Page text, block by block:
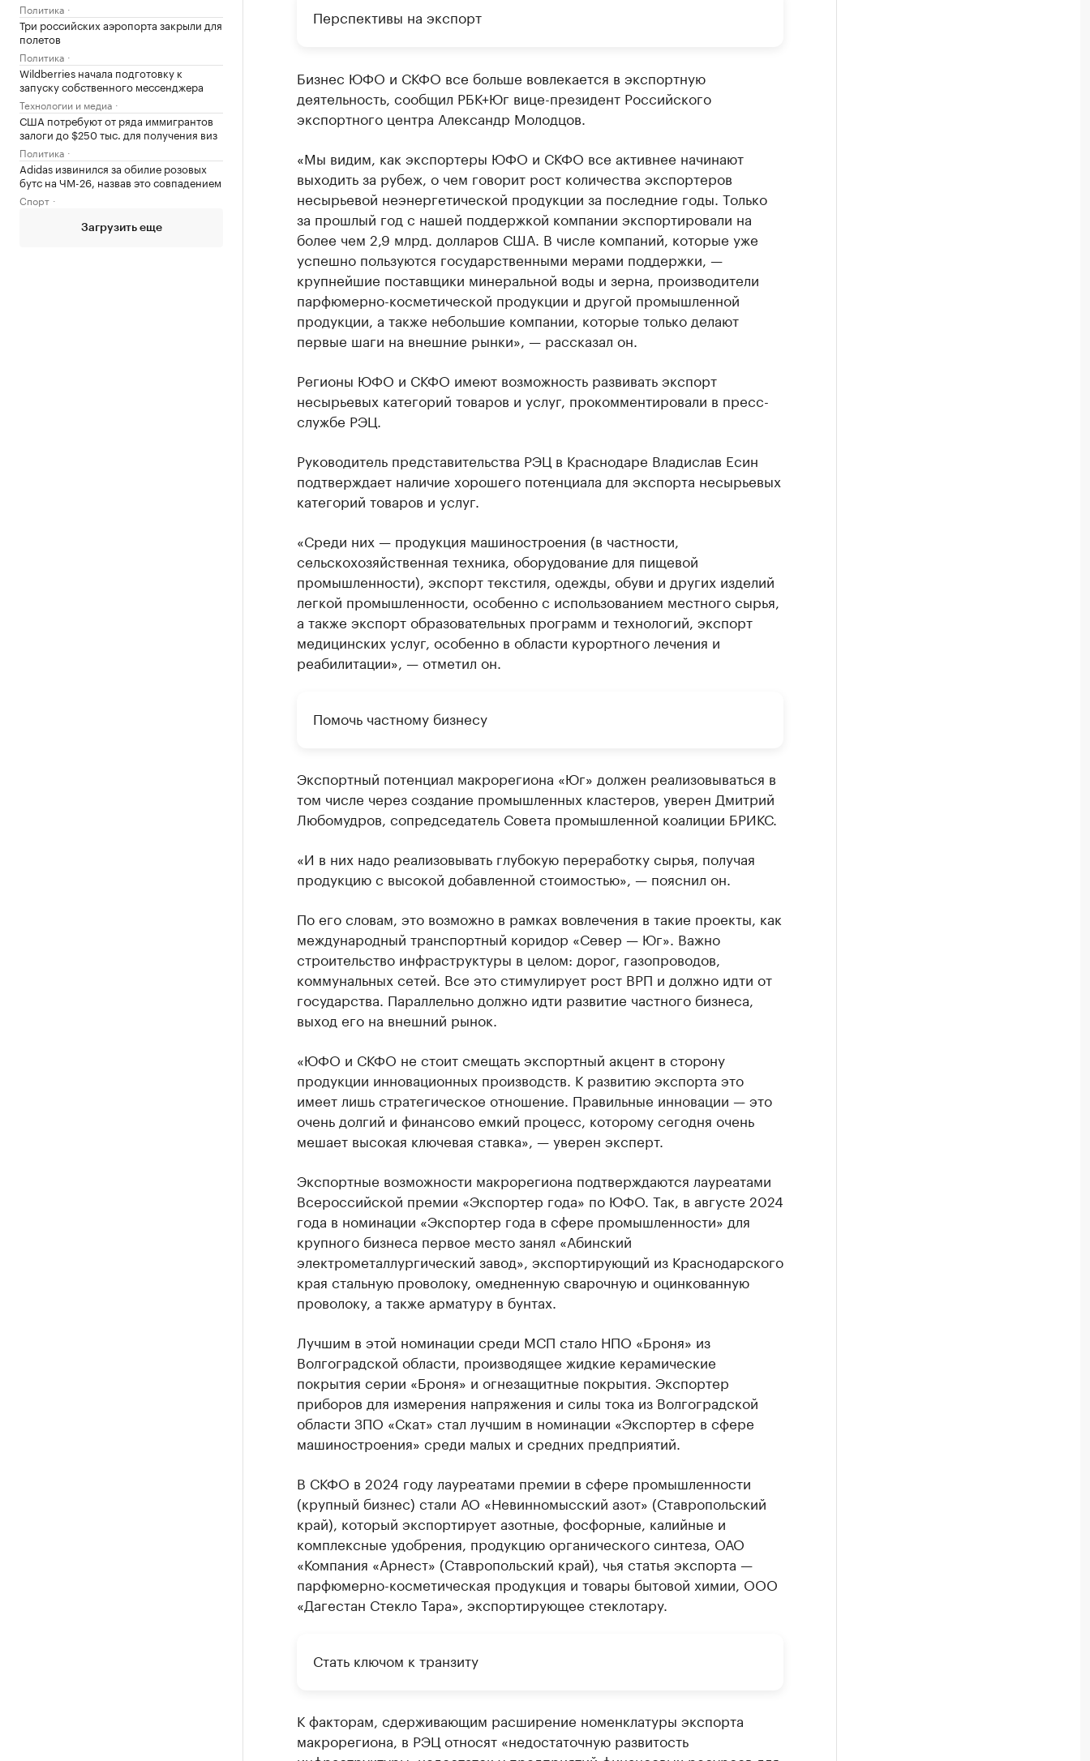
Политика
Три российских аэропорта закрыли для
полетов
Политика
Wildberries начала подготовку к
запуску собственного мессенджера
Технологии и медиа
США потребуют от ряда иммигрантов
залоги до $250 тыс. для получения виз
Политика
Adidas извинился за обилие розовых
бутс на ЧМ-26, назвав это совпадением
Спорт
Загрузить еще
Перспективы на экспорт
Бизнес ЮФО и СКФО все больше вовлекается в экспортную
деятельность, сообщил РБК+Юг вице-президент Российского
экспортного центра Александр Молодцов.
«Мы видим, как экспортеры ЮФО и СКФО все активнее начинают
выходить за рубеж, о чем говорит рост количества экспортеров
несырьевой неэнергетической продукции за последние годы. Только
за прошлый год с нашей поддержкой компании экспортировали на
более чем 2,9 млрд. долларов США. В числе компаний, которые уже
успешно пользуются государственными мерами поддержки, —
крупнейшие поставщики минеральной воды и зерна, производители
парфюмерно-косметической продукции и другой промышленной
продукции, а также небольшие компании, которые только делают
первые шаги на внешние рынки», — рассказал он.
Регионы ЮФО и СКФО имеют возможность развивать экспорт
несырьевых категорий товаров и услуг, прокомментировали в пресс-
службе РЭЦ.
Руководитель представительства РЭЦ в Краснодаре Владислав Есин
подтверждает наличие хорошего потенциала для экспорта несырьевых
категорий товаров и услуг.
«Среди них — продукция машиностроения (в частности,
сельскохозяйственная техника, оборудование для пищевой
промышленности), экспорт текстиля, одежды, обуви и других изделий
легкой промышленности, особенно с использованием местного сырья,
а также экспорт образовательных программ и технологий, экспорт
медицинских услуг, особенно в области курортного лечения и
реабилитации», — отметил он.
Помочь частному бизнесу
Экспортный потенциал макрорегиона «Юг» должен реализовываться в
том числе через создание промышленных кластеров, уверен Дмитрий
Любомудров, сопредседатель Совета промышленной коалиции БРИКС.
«И в них надо реализовывать глубокую переработку сырья, получая
продукцию с высокой добавленной стоимостью», — пояснил он.
По его словам, это возможно в рамках вовлечения в такие проекты, как
международный транспортный коридор «Север — Юг». Важно
строительство инфраструктуры в целом: дорог, газопроводов,
коммунальных сетей. Все это стимулирует рост ВРП и должно идти от
государства. Параллельно должно идти развитие частного бизнеса,
выход его на внешний рынок.
«ЮФО и СКФО не стоит смещать экспортный акцент в сторону
продукции инновационных производств. К развитию экспорта это
имеет лишь стратегическое отношение. Правильные инновации — это
очень долгий и финансово емкий процесс, которому сегодня очень
мешает высокая ключевая ставка», — уверен эксперт.
Экспортные возможности макрорегиона подтверждаются лауреатами
Всероссийской премии «Экспортер года» по ЮФО. Так, в августе 2024
года в номинации «Экспортер года в сфере промышленности» для
крупного бизнеса первое место занял «Абинский
электрометаллургический завод», экспортирующий из Краснодарского
края стальную проволоку, омедненную сварочную и оцинкованную
проволоку, а также арматуру в бунтах.
Лучшим в этой номинации среди МСП стало НПО «Броня» из
Волгоградской области, производящее жидкие керамические
покрытия серии «Броня» и огнезащитные покрытия. Экспортер
приборов для измерения напряжения и силы тока из Волгоградской
области ЗПО «Скат» стал лучшим в номинации «Экспортер в сфере
машиностроения» среди малых и средних предприятий.
В СКФО в 2024 году лауреатами премии в сфере промышленности
(крупный бизнес) стали АО «Невинномысский азот» (Ставропольский
край), который экспортирует азотные, фосфорные, калийные и
комплексные удобрения, продукцию органического синтеза, ОАО
«Компания «Арнест» (Ставропольский край), чья статья экспорта —
парфюмерно-косметическая продукция и товары бытовой химии, ООО
«Дагестан Стекло Тара», экспортирующее стеклотару.
Стать ключом к транзиту
К факторам, сдерживающим расширение номенклатуры экспорта
макрорегиона, в РЭЦ относят «недостаточную развитость